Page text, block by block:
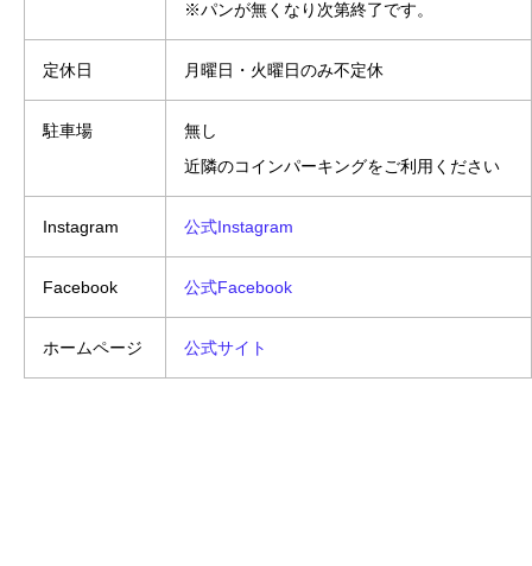
​※パンが無くなり次第終了です。
定休日 月曜日・火曜日のみ不定休
駐車場
無し
近隣のコインパーキングをご利用ください
Instagram 公式Instagram
Facebook 公式Facebook
ホームページ 公式サイト